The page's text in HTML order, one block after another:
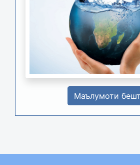
Маълумоти